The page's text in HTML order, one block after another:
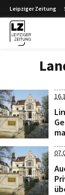
Leipziger Zeitung